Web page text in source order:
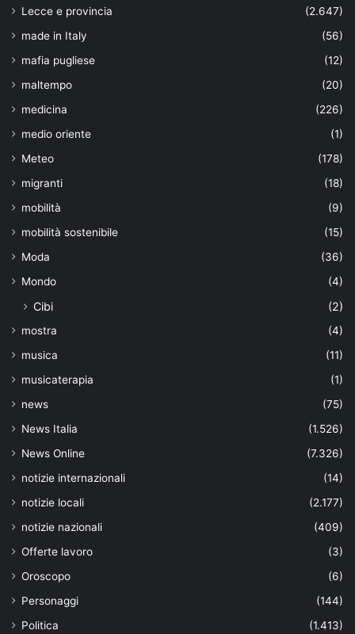
Lecce e provincia
(2.647)
made in Italy
(56)
mafia pugliese
(12)
maltempo
(20)
medicina
(226)
medio oriente
(1)
Meteo
(178)
migranti
(18)
mobilità
(9)
mobilità sostenibile
(15)
Moda
(36)
Mondo
(4)
Cibi (2)
mostra
(4)
musica
(11)
musicaterapia
(1)
news
(75)
News Italia
(1.526)
News Online
(7.326)
notizie internazionali
(14)
notizie locali
(2.177)
notizie nazionali
(409)
Offerte lavoro
(3)
Oroscopo
(6)
Personaggi
(144)
Politica
(1.413)